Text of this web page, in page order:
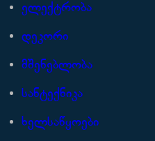
ელექტრობა
დეკორი
მშენებლობა
სანტექნიკა
ხელსაწყოები